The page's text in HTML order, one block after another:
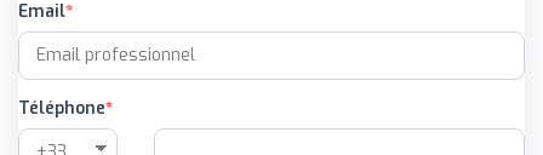
Email
Téléphone